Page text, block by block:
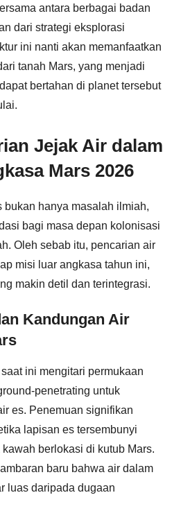
antara berbagai badan
dari strategi eksplorasi
ini nanti akan memanfaatkan
tanah Mars, yang menjadi
bertahan di planet tersebut
Jejak Air dalam
Mars 2026
bukan hanya masalah ilmiah,
bagi masa depan kolonisasi
Oleh sebab itu, pencarian air
misi luar angkasa tahun ini,
makin detil dan terintegrasi.
Kandungan Air
ini mengitari permukaan
penetrating untuk
es. Penemuan signifikan
lapisan es tersembunyi
berlokasi di kutub Mars.
baru bahwa air dalam
luas daripada dugaan